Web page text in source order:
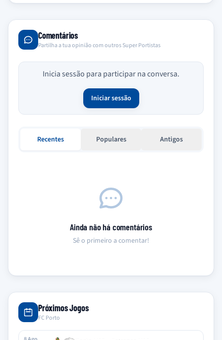
Comentários
Partilha a tua opinião com outros Super Portistas
Inicia sessão para participar na conversa.
Iniciar sessão
Recentes Populares Antigos
Ainda não há comentários
Sê o primeiro a comentar!
Próximos Jogos
FC Porto